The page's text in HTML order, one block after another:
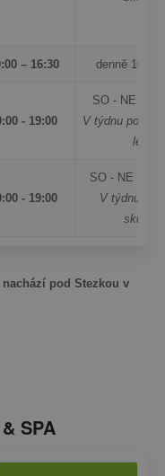
– 16:30 denně 10:00
- 19:00
SO - NE
V týdnu po
lekcí.
- 19:00
SO - NE
V týdnu
pod Stezkou v
SPA